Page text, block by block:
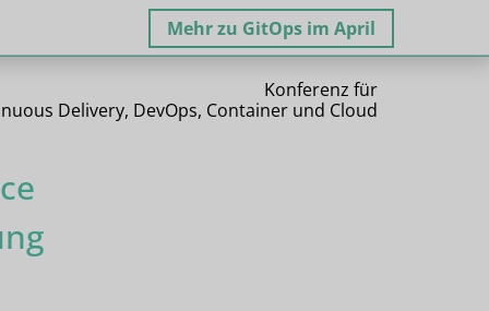
Mehr zu GitOps im April
Konferenz für
Delivery, DevOps, Container und Cloud